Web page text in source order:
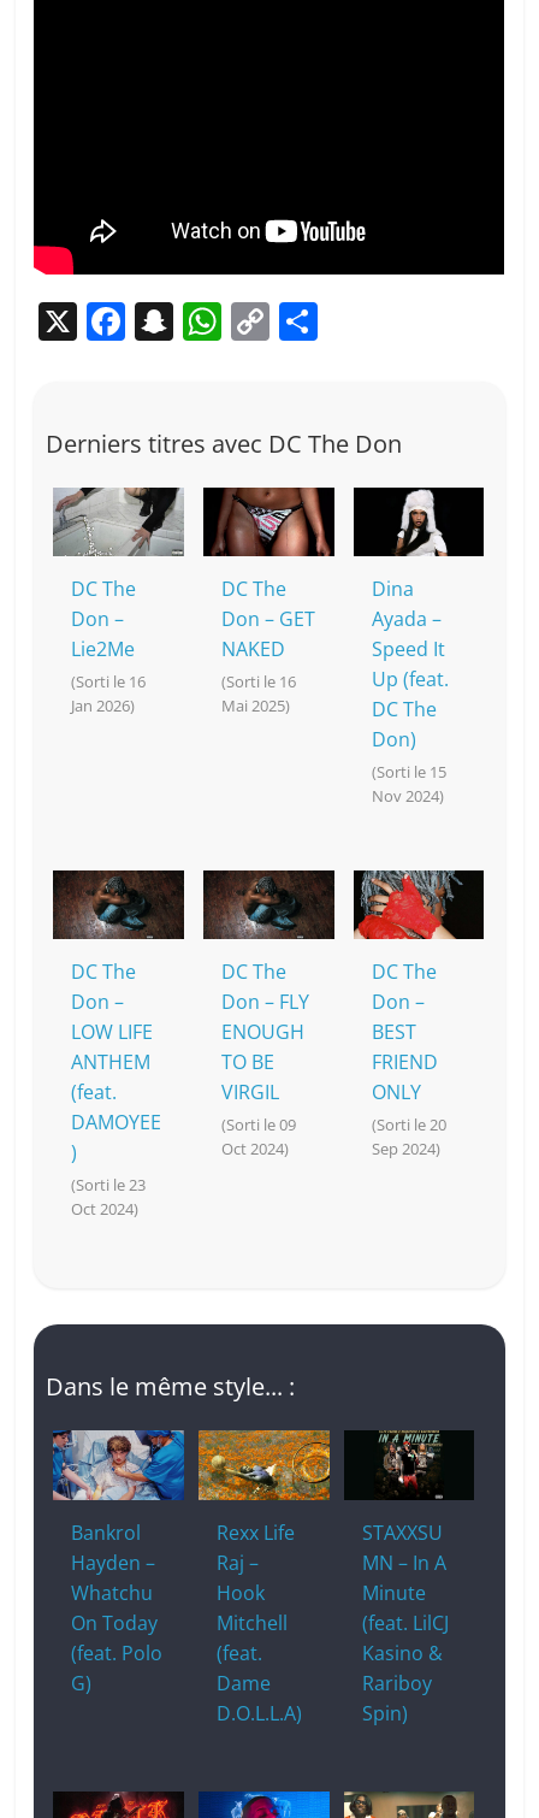
X F
e
b
o
o
k
S
p
c
h
at
W
s
A
p
p
C
y
Li
n
k
g
er
Derniers titres avec DC The Don
DC The
Don –
Lie2Me
(Sorti le 16
Jan 2026)
DC The
Don – GET
NAKED
(Sorti le 16
Mai 2025)
Dina
Ayada –
Speed It
Up (feat.
DC The
Don)
(Sorti le 15
Nov 2024)
DC The
Don –
LOW LIFE
ANTHEM
(feat.
DAMOYEE
)
(Sorti le 23
Oct 2024)
DC The
Don – FLY
ENOUGH
TO BE
VIRGIL
(Sorti le 09
Oct 2024)
DC The
Don –
BEST
FRIEND
ONLY
(Sorti le 20
Sep 2024)
Dans le même style... :
Bankrol
Hayden –
Whatchu
On Today
(feat. Polo
G)
Rexx Life
Raj –
Hook
Mitchell
(feat.
Dame
D.O.L.L.A)
STAXXSU
MN – In A
Minute
(feat. LilCJ
Kasino &
Rariboy
Spin)